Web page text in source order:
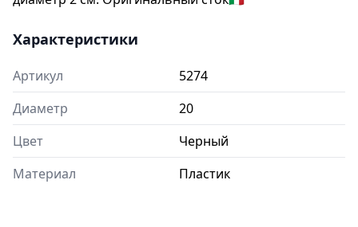
Характеристики
Артикул
5274
Диаметр
20
Цвет
Черный
Материал
Пластик